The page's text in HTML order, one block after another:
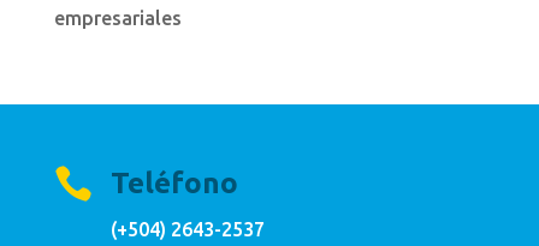
empresariales
 Teléfono
(+504) 2643-2537